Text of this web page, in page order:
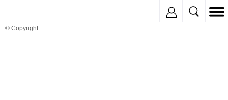
© Copyright: